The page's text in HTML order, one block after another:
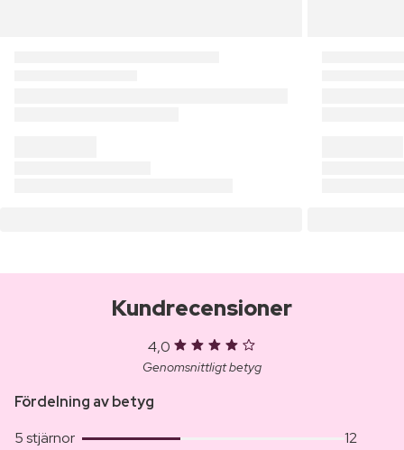
Kundrecensioner
4,0
Genomsnittligt betyg
Fördelning av betyg
5 stjärnor
12